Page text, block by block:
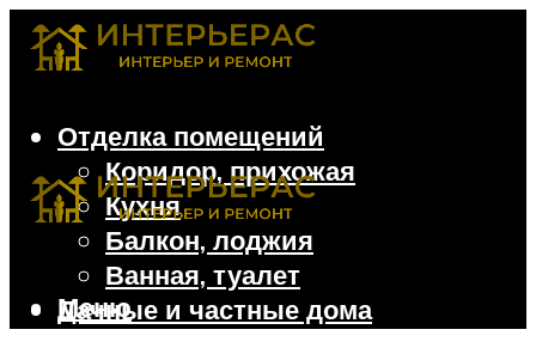
Отделка помещений
Коридор, прихожая
Кухня
Балкон, лоджия
Ванная, туалет
Дачные и частные дома
Меню